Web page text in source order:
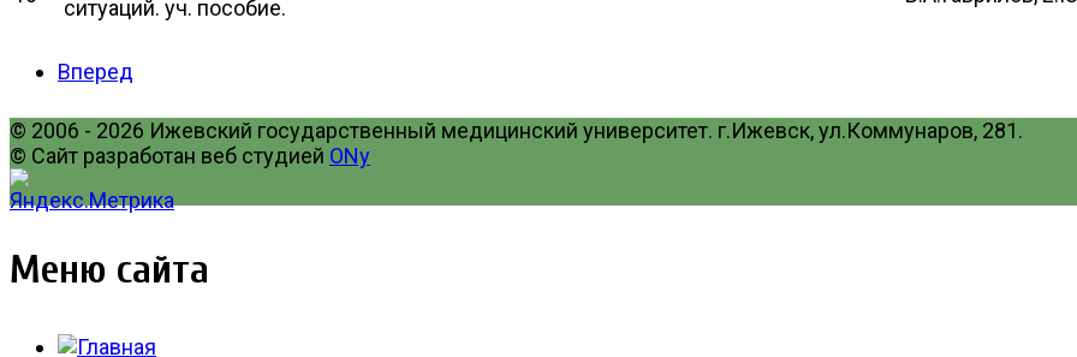
ситуаций. уч. пособие.
Вперед
© 2006 - 2026 Ижевский государственный медицинский университет. г.Ижевск, ул.Коммунаров, 281.
© Сайт разработан веб студией ONy
Меню сайта